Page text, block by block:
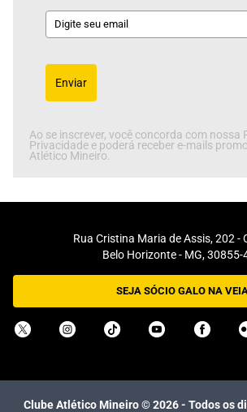
Enviar
Ao se inscrever, você concorda com nossa
Privacidade e poderá receber e-mails
Atlético Mineiro.
Rua Cristina Maria de Assis, 202 -
Belo Horizonte - MG, 30855-
SEJA SÓCIO GALO NA
Clube Atlético Mineiro ©2026- Todos os